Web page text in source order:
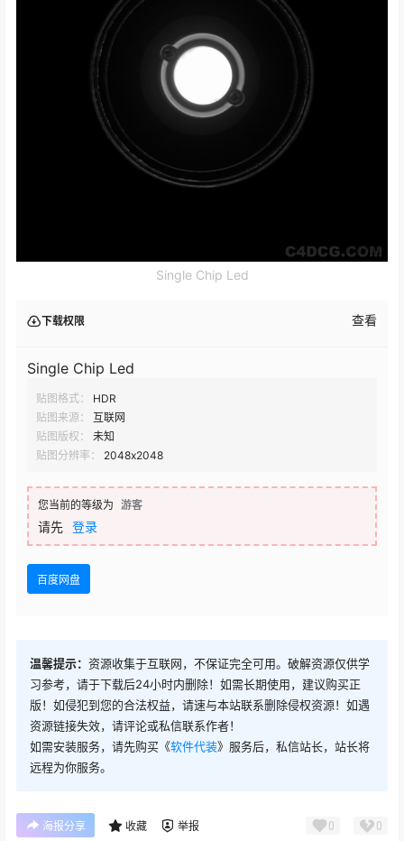
Single Chip Led
下载权限 查看
Single Chip Led
贴图格式：
HDR
贴图来源：
互联网
贴图版权：
未知
贴图分辨率：
2048x2048
您当前的等级为 游客
请先 登录
百度网盘
温馨提示： 资源收集于互联网，不保证完全可用。破解资源仅供学
习参考，请于下载后24小时内删除！如需长期使用，建议购买正
版！如侵犯到您的合法权益，请速与本站联系删除侵权资源！如遇
资源链接失效，请评论或私信联系作者！
如需安装服务，请先购买《软件代装》服务后，私信站长，站长将
远程为你服务。
海报分享 收藏 举报 0 0